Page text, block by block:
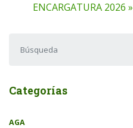
ENCARGATURA 2026
Categorías
AGA